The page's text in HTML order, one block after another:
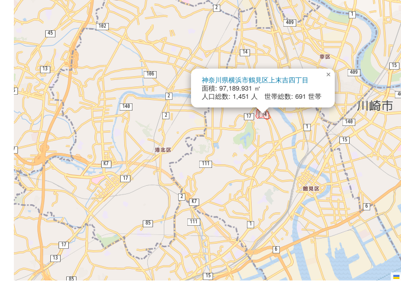
神奈川県横浜市鶴見区上末吉四丁目
面積: 97,189.931 ㎡
人口総数: 1,451 人 世帯総数: 691 世帯
×